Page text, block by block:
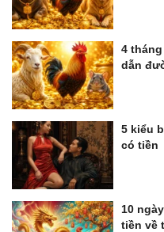
4
dẫn
5 kiểu
có tiền
10
tiền về